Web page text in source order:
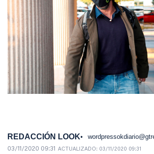
REDACCIÓN LOOK
03/11/2020 09:31 ACTUALIZADO: 03/11/2020 09:31